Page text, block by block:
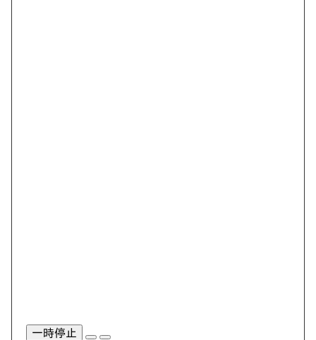
一時停止